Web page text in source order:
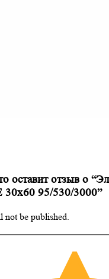
оставит отзыв о
30х60 95/530/3000”
not be published.